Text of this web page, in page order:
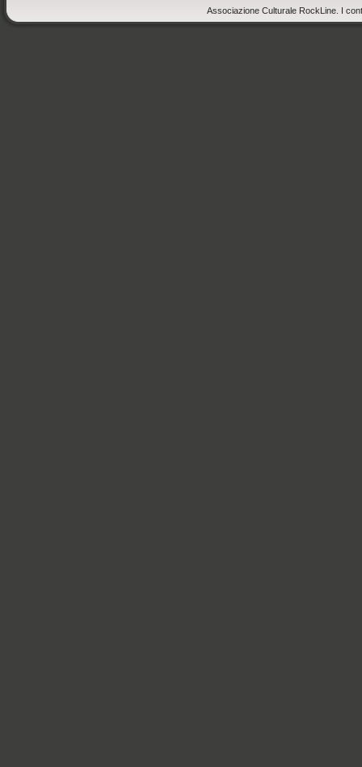
Associazione Culturale RockLine. I